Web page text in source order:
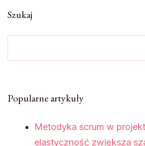
Szukaj
Popularne artykuły
Metodyka scrum w
elastyczność zwiększa